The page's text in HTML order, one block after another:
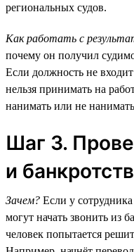
региональных судов.
Как работать с
почему он получил
Если должность не
нельзя принимать на
нанимать или не
Шаг 3.
и
Зачем? Если у
могут начать звонить из
человек попытается